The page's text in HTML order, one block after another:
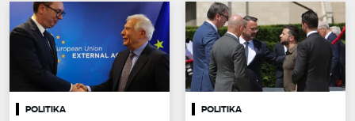
POLITIKA POLITIKA